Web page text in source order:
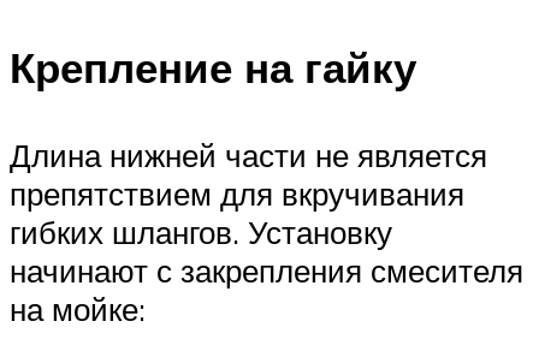
Крепление на гайку
Длина нижней части не является
препятствием для вкручивания
гибких шлангов. Установку
начинают с закрепления смесителя
на мойке: